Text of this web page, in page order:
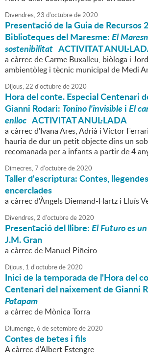
Divendres,23 d'octubrede2020
Presentació de la Guia de Recursos
Biblioteques del Maresme:El
sostenibilitat ACTIVITAT
a càrrec de Carme Buxalleu, biòloga i
ambientòleg i tècnic municipal de Medi
Dijous,22 d'octubrede2020
Hora del conte. Especial Centenari
Gianni Rodari: Tonino l'invisibleiEl
enlloc ACTIVITAT ANUL·LADA
a càrrec d'Ivana Ares, Adrià i Víctor
hauria de dur un petit objecte dins un
recomanada per a infants a partir de 4
Dimecres,7 d'octubrede2020
Taller d'escriptura: Contes,
encerclades
a càrrec d'Àngels Diemand-Hartz i Lluís
Divendres,2 d'octubrede2020
Presentació del llibre:El Futuro es
J.M. Gran
a càrrec de Manuel Piñeiro
Dijous, 1 d'octubrede2020
Inici de la temporada de l'Hora del
Centenari del naixement de Gianni
Patapam
a càrrec de Mònica Torra
Diumenge,6 desetembrede2020
Contes de betes i fils
A càrrec d'Albert Estengre